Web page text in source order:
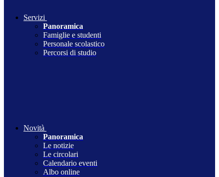
Servizi
Panoramica
Famiglie e studenti
Personale scolastico
Percorsi di studio
Novità
Panoramica
Le notizie
Le circolari
Calendario eventi
Albo online